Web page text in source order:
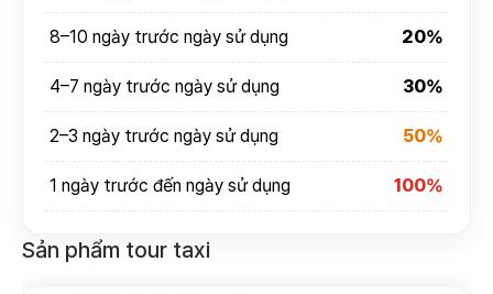
8–10 ngày trước ngày sử dụng 20%
4–7 ngày trước ngày sử dụng 30%
2–3 ngày trước ngày sử dụng 50%
1 ngày trước đến ngày sử dụng 100%
Sản phẩm tour taxi